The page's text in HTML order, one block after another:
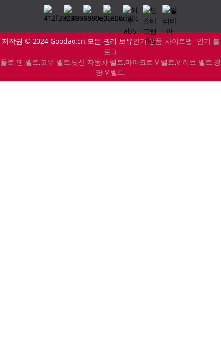
저작권 © 2024 Goodao.cn 모든 권리 보유인기 상품-사이트맵 -인기 블
로그
폴로 팬 벨트,고무 벨트,닛산 자동차 벨트,마이크로 V 벨트,V-리브 벨트,경
량 V 벨트,